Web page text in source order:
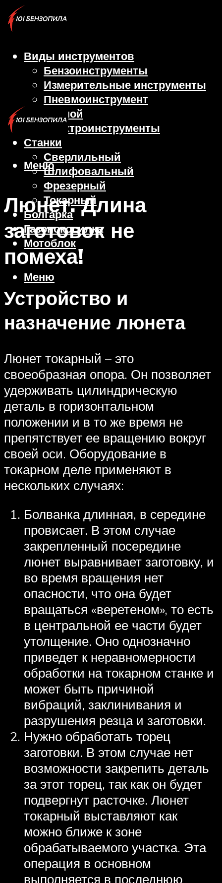
Виды инструментов
Бензоинструменты
Измерительные инструменты
Пневмоинструмент
Ручной
Электроинструменты
Станки
Сверлильный
Шлифовальный
Фрезерный
Токарный
Болгарка
Газонокосилка
Мотоблок
Меню
Меню
Люнет. Длина
заготовок не
помеха!
Устройство и
назначение люнета
Люнет токарный – это
своеобразная опора. Он позволяет
удерживать цилиндрическую
деталь в горизонтальном
положении и в то же время не
препятствует ее вращению вокруг
своей оси. Оборудование в
токарном деле применяют в
нескольких случаях:
Болванка длинная, в середине
провисает. В этом случае
закрепленный посередине
люнет выравнивает заготовку, и
во время вращения нет
опасности, что она будет
вращаться «веретеном», то есть
в центральной ее части будет
утолщение. Оно однозначно
приведет к неравномерности
обработки на токарном станке и
может быть причиной
вибраций, заклинивания и
разрушения резца и заготовки.
Нужно обработать торец
заготовки. В этом случае нет
возможности закрепить деталь
за этот торец, так как он будет
подвергнут расточке. Люнет
токарный выставляют как
можно ближе к зоне
обрабатываемого участка. Эта
операция в основном
выполняется в последнюю